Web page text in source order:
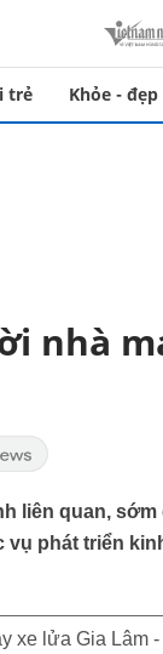
trẻ Khỏe - đẹp
nhà
liên quan,
phát triển